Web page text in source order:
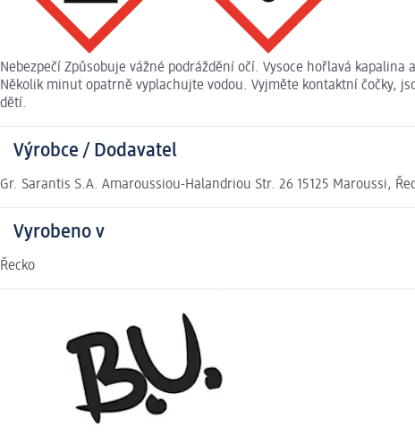
Nebezpečí Způsobuje vážné podráždění očí. Vysoce hořlavá
Několik minut opatrně vyplachujte vodou. Vyjměte kontaktní čočky,
dětí.
Výrobce / Dodavatel
Gr. Sarantis S.A. Amaroussiou-Halandriou Str. 26 15125 Maroussi,
Vyrobeno v
Řecko